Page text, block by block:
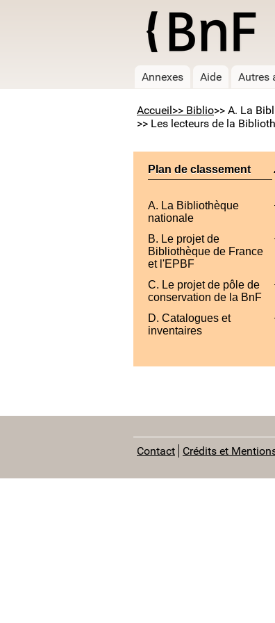
Annexes Aide Autres
Accueil >> Biblio>> A. La
>> Les lecteurs de la
Plan de classement
A. La Bibliothèque
nationale
B. Le projet de
Bibliothèque de France
et l'EPBF
C. Le projet de pôle de
conservation de la BnF
D. Catalogues et
inventaires
Contact Crédits et